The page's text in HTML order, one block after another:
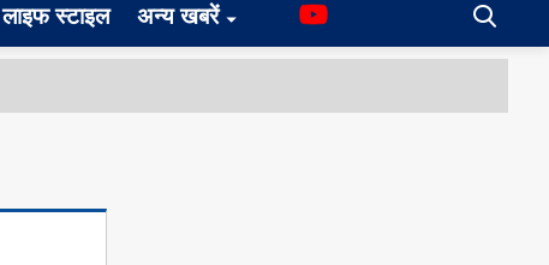
लाइफ स्टाइल अन्य खबरें